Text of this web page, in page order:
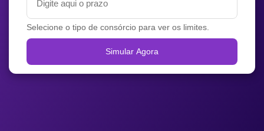
Selecione o tipo de consórcio para ver os limites.
Simular Agora